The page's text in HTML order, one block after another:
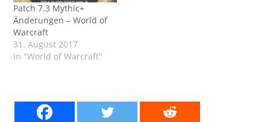
Patch 7.3 Mythic+
Änderungen – World of
Warcraft
31. August 2017
In "World of Warcraft"